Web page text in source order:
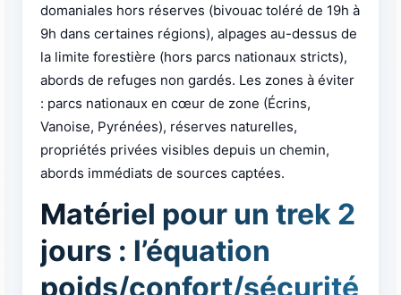
domaniales hors réserves (bivouac toléré de 19h à
9h dans certaines régions), alpages au-dessus de
la limite forestière (hors parcs nationaux stricts),
abords de refuges non gardés. Les zones à éviter
: parcs nationaux en cœur de zone (Écrins,
Vanoise, Pyrénées), réserves naturelles,
propriétés privées visibles depuis un chemin,
abords immédiats de sources captées.
Matériel pour un trek 2
jours : l’équation
poids/confort/sécurité